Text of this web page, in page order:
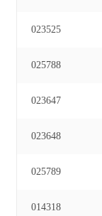
023525
025788
023647
023648
025789
014318